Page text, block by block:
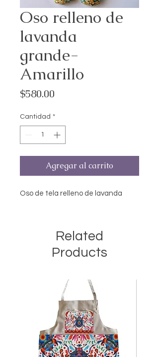
Oso relleno de
lavanda
grande-
Amarillo
$580.00
Cantidad *
Agregar al carrito
Oso de tela relleno de lavanda
Related
Products